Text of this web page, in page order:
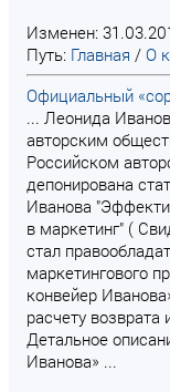
Изменен:
Путь: Главная / О
Официальный
... Леонида
авторским
Российском
депонирована
Иванова
в маркетинг" (
стал
маркетингового
конвейер
расчету
Детальное
Иванова» ...